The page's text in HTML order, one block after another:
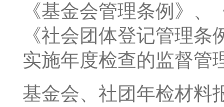
《基金会管理条例》
《社会团体登记管理
实施年度检查的监督管
基金会、社团年检材料